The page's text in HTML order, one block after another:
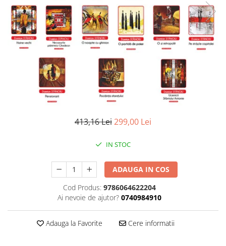
Literatura
Clasica
Contemporana
Moderna
Universala
Universala
Non-fictiune
Publicistica / Reportaje / Interviuri
Sociologie si filozofie
413,16 Lei299,00 Lei
IN STOC
ADAUGA IN COS
Cod Produs: 9786064622204
Ai nevoie de ajutor? 0740984910
Adauga la Favorite Cere informatii